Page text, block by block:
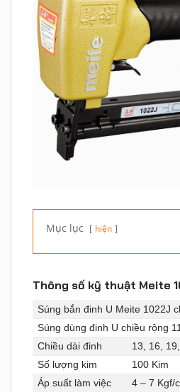
Mục lục hiện
Thông số kỹ thuật Meite
Súng bắn đinh U Meite 1022J
Súng dùng đinh U chiều rộng
Chiều dài đinh
13, 16,
Số lượng kim
100 Kim
Áp suất làm việc
4 – 7 Kgf/